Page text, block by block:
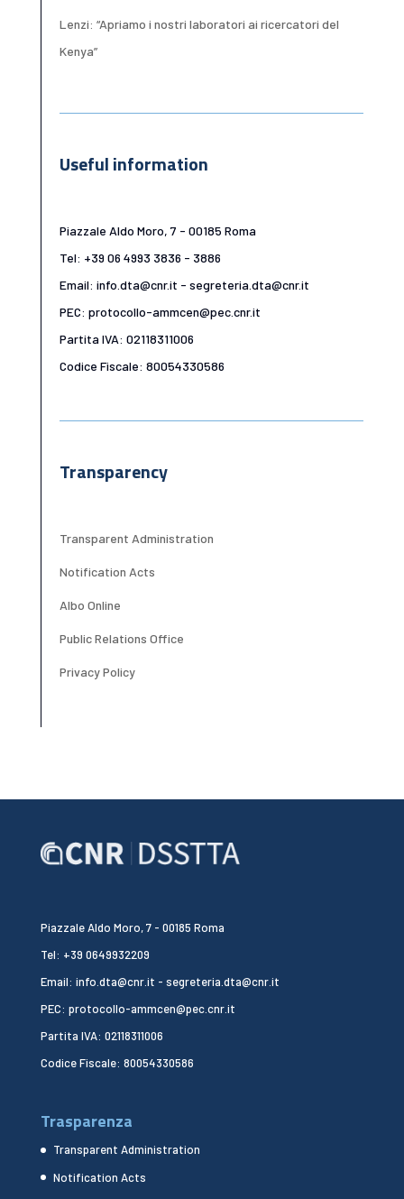
Lenzi: “Apriamo i nostri laboratori ai ricercatori del
Kenya”
Useful information
Piazzale Aldo Moro, 7 - 00185 Roma
Tel: +39 06 4993 3836 - 3886
Email: info.dta@cnr.it - segreteria.dta@cnr.it
PEC: protocollo-ammcen@pec.cnr.it
Partita IVA: 02118311006
Codice Fiscale: 80054330586
Transparency
Transparent Administration
Notification Acts
Albo Online
Public Relations Office
Privacy Policy
Piazzale Aldo Moro, 7 - 00185 Roma
Tel: +39 0649932209
Email: info.dta@cnr.it - segreteria.dta@cnr.it
PEC: protocollo-ammcen@pec.cnr.it
Partita IVA: 02118311006
Codice Fiscale: 80054330586
Trasparenza
Transparent Administration
Notification Acts